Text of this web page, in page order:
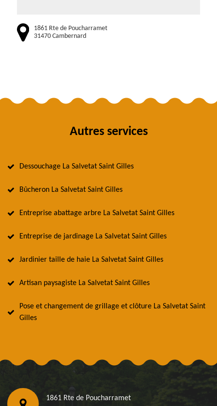
1861 Rte de Poucharramet
31470 Cambernard
Autres services
Dessouchage La Salvetat Saint Gilles
Bûcheron La Salvetat Saint Gilles
Entreprise abattage arbre La Salvetat Saint Gilles
Entreprise de jardinage La Salvetat Saint Gilles
Jardinier taille de haie La Salvetat Saint Gilles
Artisan paysagiste La Salvetat Saint Gilles
Pose et changement de grillage et clôture La Salvetat Saint
Gilles
1861 Rte de Poucharramet